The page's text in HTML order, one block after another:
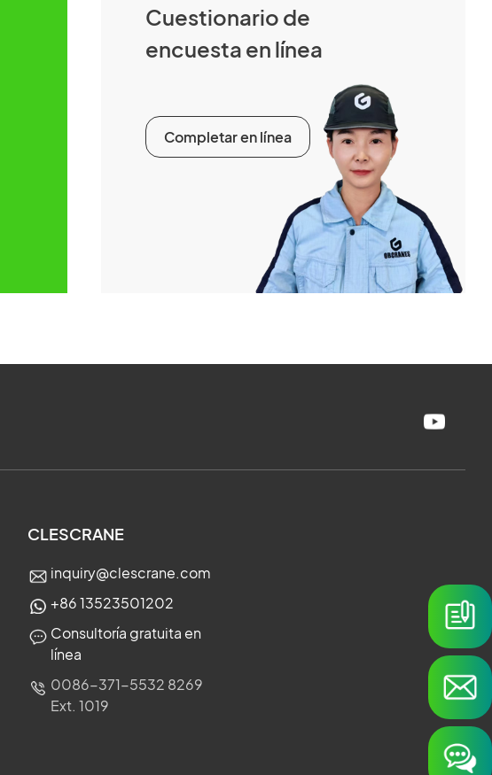
Cuestionario de
encuesta en línea
Completar en línea
CLESCRANE
inquiry@clescrane.com
+86 13523501202
Consultoría gratuita en
línea
0086-371-5532 8269
Ext. 1019